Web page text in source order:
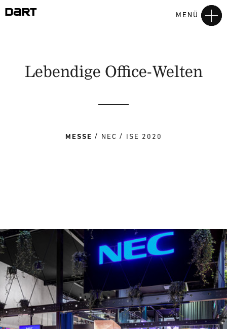
MENÜ
Lebendige Office-Welten
MESSE NEC ISE 2020